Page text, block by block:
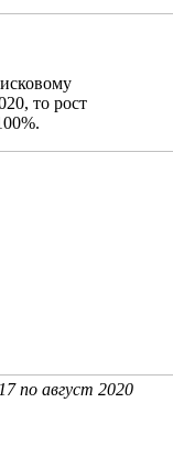
то рост
по август 2020